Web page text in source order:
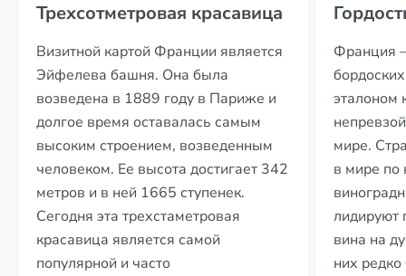
Трехсотметровая красавица
Визитной картой Франции является
Эйфелева башня. Она была
возведена в 1889 году в Париже и
долгое время оставалась самым
высоким строением, возведенным
человеком. Ее высота достигает 342
метров и в ней 1665 ступенек.
Сегодня эта трехстаметровая
красавица является самой
популярной и часто
Франция
эталоном
мире.
в мире по
лидируют
вина на
них